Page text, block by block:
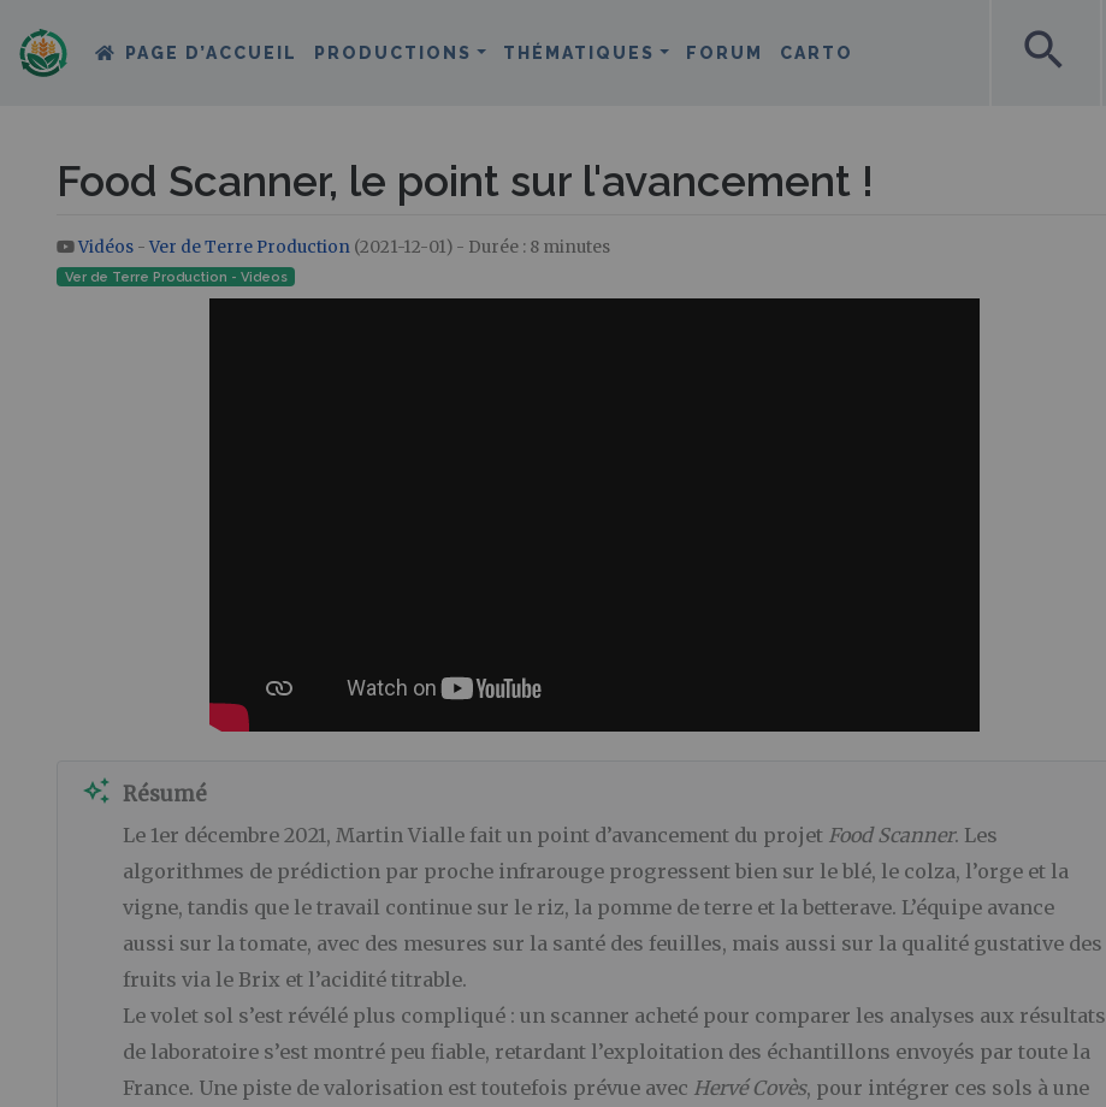
PAGE D’ACCUEIL PRODUCTIONS THÉMATIQUES FORUM CARTO search
Food Scanner, le point sur l'avancement !
Aller à :navigation,rechercher
Vidéos - Ver de Terre Production (2021-12-01) - Durée : 8 minutes
Ver de Terre Production - Videos
auto_awesome Résumé
Le 1er décembre 2021, Martin Vialle fait un point d’avancement du projet Food Scanner. Les
algorithmes de prédiction par proche infrarouge progressent bien sur le blé, le colza, l’orge et la
vigne, tandis que le travail continue sur le riz, la pomme de terre et la betterave. L’équipe avance
aussi sur la tomate, avec des mesures sur la santé des feuilles, mais aussi sur la qualité gustative des
fruits via le Brix et l’acidité titrable.
Le volet sol s’est révélé plus compliqué : un scanner acheté pour comparer les analyses aux résultats
de laboratoire s’est montré peu fiable, retardant l’exploitation des échantillons envoyés par toute la
France. Une piste de valorisation est toutefois prévue avec Hervé Covès, pour intégrer ces sols à une